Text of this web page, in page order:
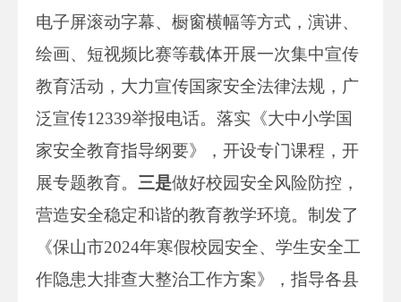
电子屏滚动字幕、橱窗横幅等方式，演讲、
绘画、短视频比赛等载体开展一次集中宣传
教育活动，大力宣传国家安全法律法规，广
泛宣传12339举报电话。落实《大中小学国
家安全教育指导纲要》，开设专门课程，开
展专题教育。 三是做好校园安全风险防控，
营造安全稳定和谐的教育教学环境。制发了
《保山市2024年寒假校园安全、学生安全工
作隐患大排查大整治工作方案》，指导各县